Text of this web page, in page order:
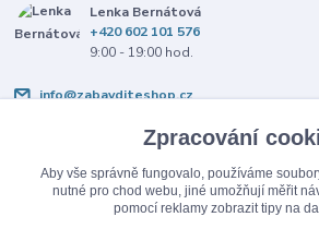
Lenka Bernátová
+420 602 101 576
9:00 - 19:00 hod.
info@zabavditeshop.cz
Zpracování
Aby vše správně fungovalo, používáme
nutné pro chod webu, jiné umožňují měřit
pomocí reklamy zobrazit tipy na